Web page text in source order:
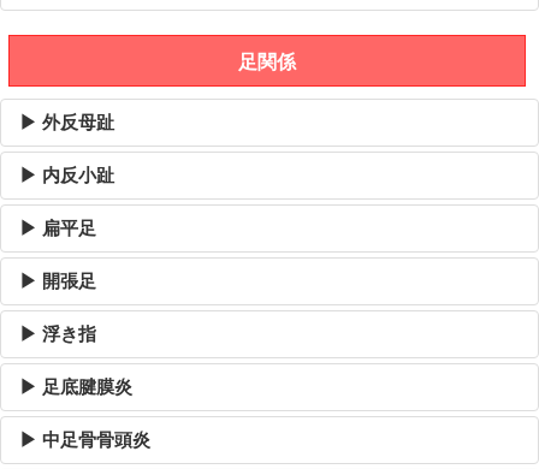
足関係
▶ 外反母趾
▶ 内反小趾
▶ 扁平足
▶ 開張足
▶ 浮き指
▶ 足底腱膜炎
▶ 中足骨骨頭炎